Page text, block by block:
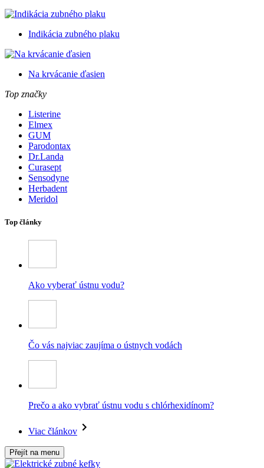
Indikácia zubného plaku
Na krvácanie ďasien
Top značky
Listerine
Elmex
GUM
Parodontax
Dr.Landa
Curasept
Sensodyne
Herbadent
Meridol
Top články
Ako vyberať ústnu vodu?
Čo vás najviac zaujíma o ústnych vodách
Prečo a ako vybrať ústnu vodu s chlórhexidínom?
Viac článkov
Přejít na menu